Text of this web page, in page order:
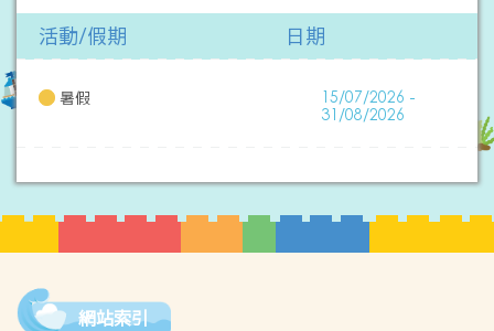
活動/假期 日期
暑假
15/07/2026 -
31/08/2026
網站索引